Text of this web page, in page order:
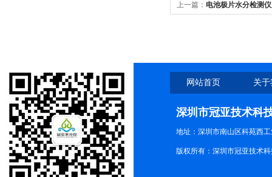
上一篇： 电池极片水分检测
网站首页 关
深圳市冠亚技术科
地址：深圳市南山区科苑西
版权所有：深圳市冠亚技术